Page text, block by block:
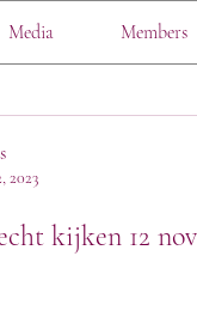
Media Members
2023
kijken 12